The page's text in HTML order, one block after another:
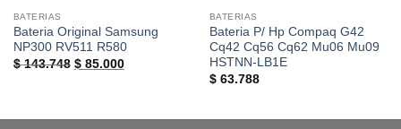
BATERIAS
Bateria Original Samsung
NP300 RV511 R580
$143.748 El
precio
$85.000El
precio
BATERIAS
Bateria P/ Hp Compaq G42
Cq42 Cq56 Cq62 Mu06 Mu09
HSTNN-LB1E
$63.788